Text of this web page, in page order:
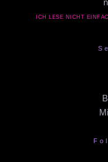
ICH LESE NICHT